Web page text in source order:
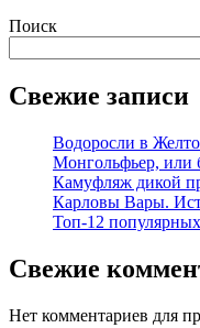
Поиск
Свежие записи
Водоросли в
Монгольфьер,
Камуфляж дикой
Карловы Вары.
Топ-12
Свежие
Нет комментариев для